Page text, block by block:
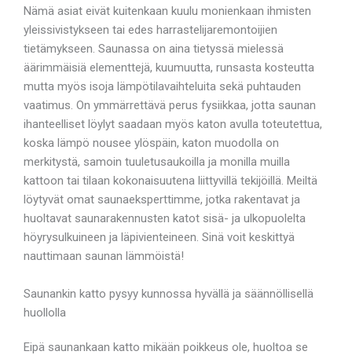
Nämä asiat eivät kuitenkaan kuulu monienkaan ihmisten
yleissivistykseen tai edes harrastelijaremontoijien
tietämykseen. Saunassa on aina tietyssä mielessä
äärimmäisiä elementtejä, kuumuutta, runsasta kosteutta
mutta myös isoja lämpötilavaihteluita sekä puhtauden
vaatimus. On ymmärrettävä perus fysiikkaa, jotta saunan
ihanteelliset löylyt saadaan myös katon avulla toteutettua,
koska lämpö nousee ylöspäin, katon muodolla on
merkitystä, samoin tuuletusaukoilla ja monilla muilla
kattoon tai tilaan kokonaisuutena liittyvillä tekijöillä. Meiltä
löytyvät omat saunaeksperttimme, jotka rakentavat ja
huoltavat saunarakennusten katot sisä- ja ulkopuolelta
höyrysulkuineen ja läpivienteineen. Sinä voit keskittyä
nauttimaan saunan lämmöistä!
Saunankin katto pysyy kunnossa hyvällä ja säännöllisellä
huollolla
Eipä saunankaan katto mikään poikkeus ole, huoltoa se